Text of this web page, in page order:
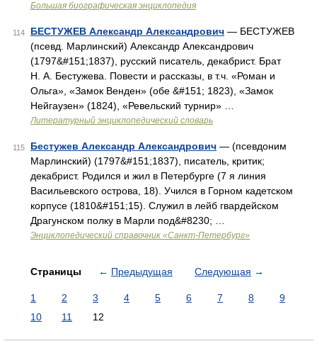
Большая биографическая энциклопедия
114 БЕСТУЖЕВ Александр Александрович — БЕСТУЖЕВ
(псевд. Марлинский) Александр Александрович
(1797&#151;1837), русский писатель, декабрист. Брат
Н. А. Бестужева. Повести и рассказы, в т.ч. «Роман и
Ольга», «Замок Венден» (обе &#151; 1823), «Замок
Нейгаузен» (1824), «Ревельский турнир» …
Литературный энциклопедический словарь
115 Бестужев Александр Александрович — (псевдоним
Марлинский) (1797&#151;1837), писатель, критик;
декабрист. Родился и жил в Петербурге (7 я линия
Васильевского острова, 18). Учился в Горном кадетском
корпусе (1810&#151;15). Служил в лейб гвардейском
Драгунском полку в Марли под&#8230; …
Энциклопедический справочник «Санкт-Петербург»
Страницы ← Предыдущая Следующая →
1 2 3 4 5 6 7 8
9
10
11 12